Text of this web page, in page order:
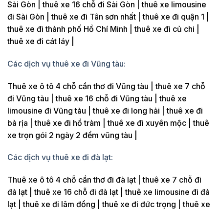
Sài Gòn | thuê xe 16 chỗ đi Sài Gòn | thuê xe limousine
đi Sài Gòn | thuê xe đi Tân sơn nhất | thuê xe đi quận 1 |
thuê xe đi thành phố Hồ Chí Minh | thuê xe đi củ chi |
thuê xe đi cát láy |
Các dịch vụ thuê xe đi Vũng tàu:
Thuê xe ô tô 4 chỗ cần thơ đi Vũng tàu | thuê xe 7 chỗ
đi Vũng tàu | thuê xe 16 chỗ đi Vũng tàu | thuê xe
limousine đi Vũng tàu | thuê xe đi long hải | thuê xe đi
bà rịa | thuê xe đi hồ tràm | thuê xe đi xuyên mộc | thuê
xe trọn gói 2 ngày 2 đểm vũng tàu |
Các dịch vụ thuê xe đi đà lạt:
Thuê xe ô tô 4 chỗ cần thơ đi đà lạt | thuê xe 7 chỗ đi
đà lạt | thuê xe 16 chỗ đi đà lạt | thuê xe limousine đi đà
lạt | thuê xe đi lâm đồng | thuê xe đi đức trọng | thuê xe